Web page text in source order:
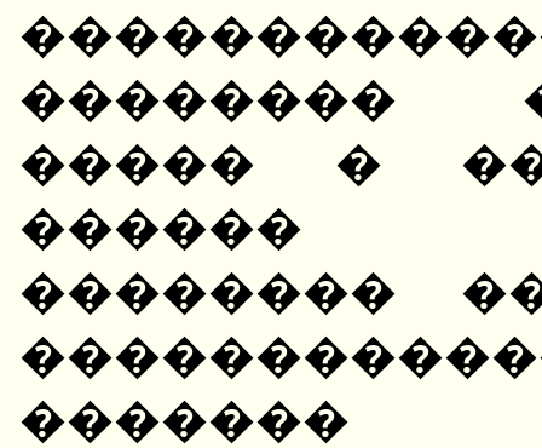
��������
����� �
������
��������